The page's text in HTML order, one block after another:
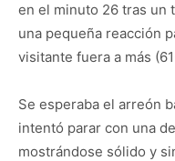
en el minuto 26 tras un
una pequeña reacción
visitante fuera a más
Se esperaba el arreón
intentó parar con una
mostrándose sólido y